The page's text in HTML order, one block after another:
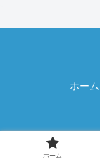
ホーム
ホーム